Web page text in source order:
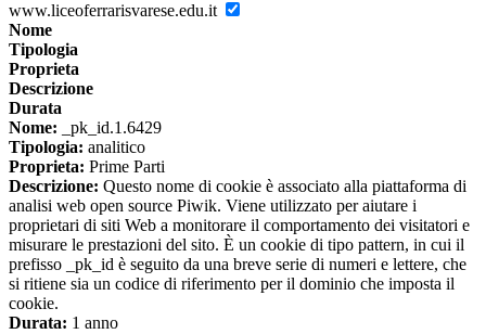
www.liceoferrarisvarese.edu.it
Nome
Tipologia
Proprieta
Descrizione
Durata
Nome: _pk_id.1.6429
Tipologia: analitico
Proprieta: Prime Parti
Descrizione: Questo nome di cookie è associato alla piattaforma di
analisi web open source Piwik. Viene utilizzato per aiutare i
proprietari di siti Web a monitorare il comportamento dei visitatori e
misurare le prestazioni del sito. È un cookie di tipo pattern, in cui il
prefisso _pk_id è seguito da una breve serie di numeri e lettere, che
si ritiene sia un codice di riferimento per il dominio che imposta il
cookie.
Durata: 1 anno